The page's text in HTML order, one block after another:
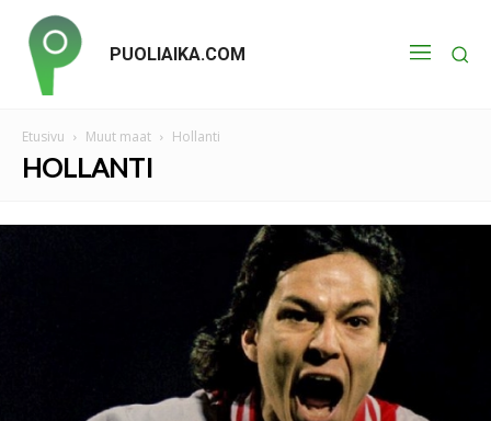
PUOLIAIKA.COM
Etusivu Muut maat Hollanti
HOLLANTI